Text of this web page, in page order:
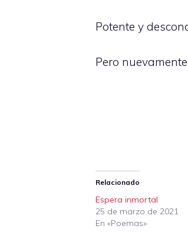
Potente y
Pero
Relacionado
Espera inmortal
25 de marzo de 2021
En «Poemas»